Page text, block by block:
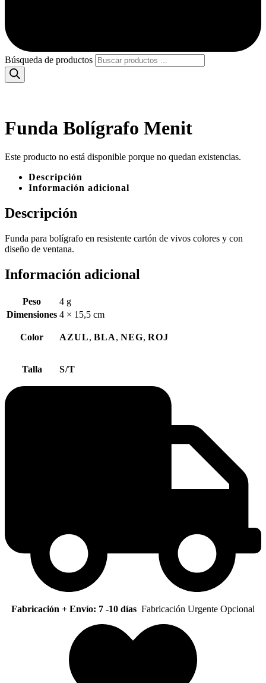
Búsqueda de productos
Funda Bolígrafo Menit
Este producto no está disponible porque no quedan existencias.
Descripción
Información adicional
Descripción
Funda para bolígrafo en resistente cartón de vivos colores y con
diseño de ventana.
Información adicional
Peso
4 g
Dimensiones 4 × 15,5 cm
Color AZUL, BLA, NEG, ROJ
Talla S/T
Fabricación + Envío: 7 -10 días Fabricación Urgente Opcional